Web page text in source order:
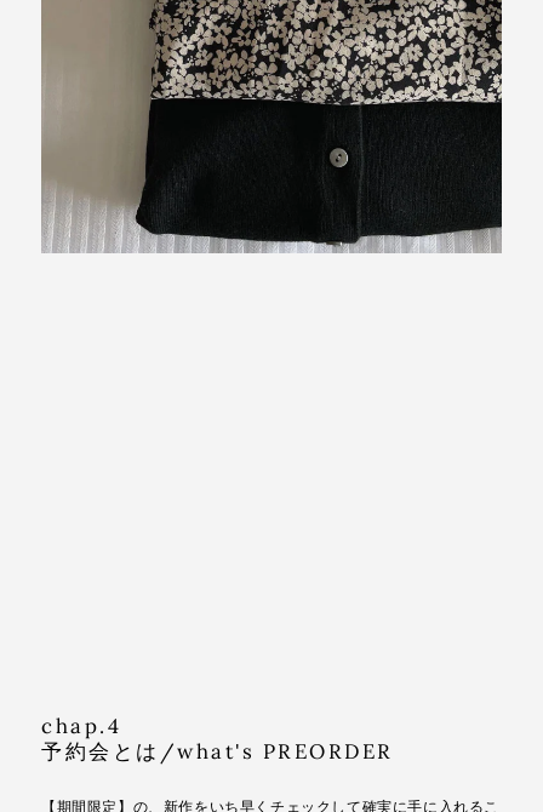
chap.4
予約会とは/what's PREORDER
【期間限定】の、新作をいち早くチェックして確実に手に入れるこ